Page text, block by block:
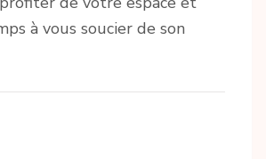
à vous soucier de son